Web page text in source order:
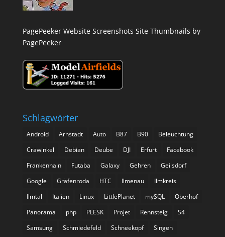
PagePeeker Website Screenshots Site Thumbnails by
PagePeeker
Schlagwörter
Android Arnstadt Auto B87 B90
Beleuchtung
Crawinkel
Debian Deube DJI Erfurt
Facebook
Frankenhain
Futaba Galaxy Gehren
Geilsdorf
Google
Gräfenroda HTC Ilmenau
Ilmkreis
Ilmtal
Italien Linux LittlePlanet mySQL
Oberhof
Panorama
php PLESK Projet Rennsteig
S4
Samsung
Schmiedefeld Schneekopf
Singen